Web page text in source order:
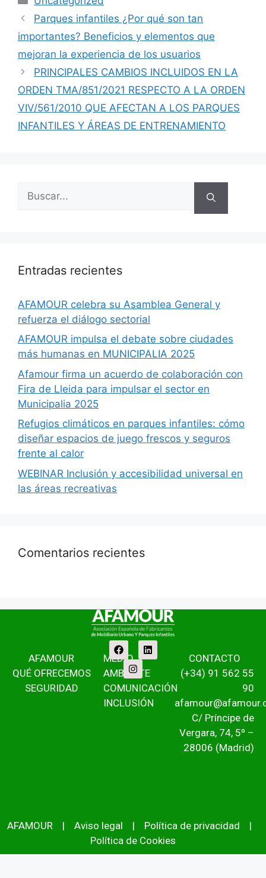
Parques infantiles ¿Por qué son tan
importantes? Beneficios y elementos que
mejoran la experiencia de los usuarios
PRINCIPALES CAMBIOS INCLUIDOS EN LA
ORDEN TMA/851/2021 RESPECTO A LA ORDEN
VIV/561/2010 QUE AFECTAN A LOS PARQUES
INFANTILES Y ÁREAS DE ENTRENAMIENTO
Entradas recientes
AFAMOUR celebra su Asamblea General y
refuerza el diálogo sectorial
AFAMOUR impulsa el debate sobre ciudades
más humanas en MUNICIPALIA 2025
Afamour firma un acuerdo de colaboración con
Fira de Lleida para impulsar el sector en
Municipalia 2025
Refugios climáticos en parques infantiles: cómo
diseñar espacios de juego frescos y seguros
frente al calor
WEBINAR Inclusión y accesibilidad universal en
las áreas recreativas
Comentarios recientes
AFAMOUR
QUÉ OFRECEMOS
SEGURIDAD
MEDIO
AMBIENTE
COMUNICACIÓN
INCLUSIÓN
CONTACTO
(+34) 91 562 55
90
C/ Príncipe de
Vergara, 74, 5º –
28006 (Madrid)
AFAMOUR | Aviso legal | Política de privacidad |
Política de Cookies